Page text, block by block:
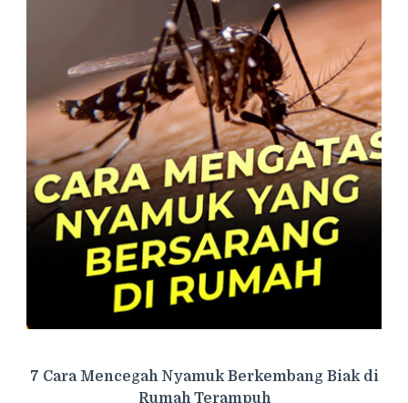
7 Cara Mencegah Nyamuk Berkembang Biak di
Rumah Terampuh